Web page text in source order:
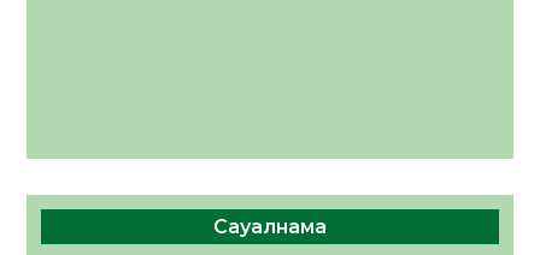
Сауалнама